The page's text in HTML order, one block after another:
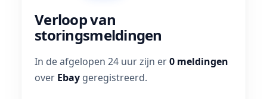
Verloop van
storingsmeldingen
In de afgelopen 24 uur zijn er0 meldingen
over Ebay geregistreerd.